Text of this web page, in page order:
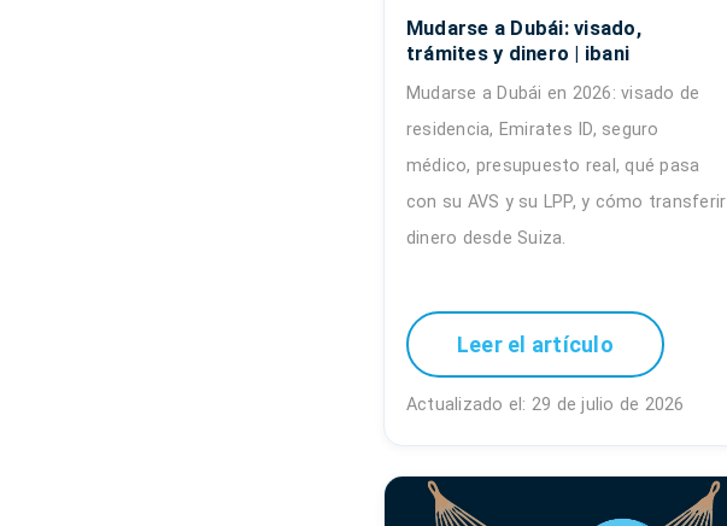
Mudarse a Dubái: visado,
trámites y dinero | ibani
Mudarse a Dubái en 2026: visado de
residencia, Emirates ID, seguro
médico, presupuesto real, qué pasa
con su AVS y su LPP, y cómo transferir
dinero desde Suiza.
Leer el artículo
Actualizado el: 29 de julio de 2026